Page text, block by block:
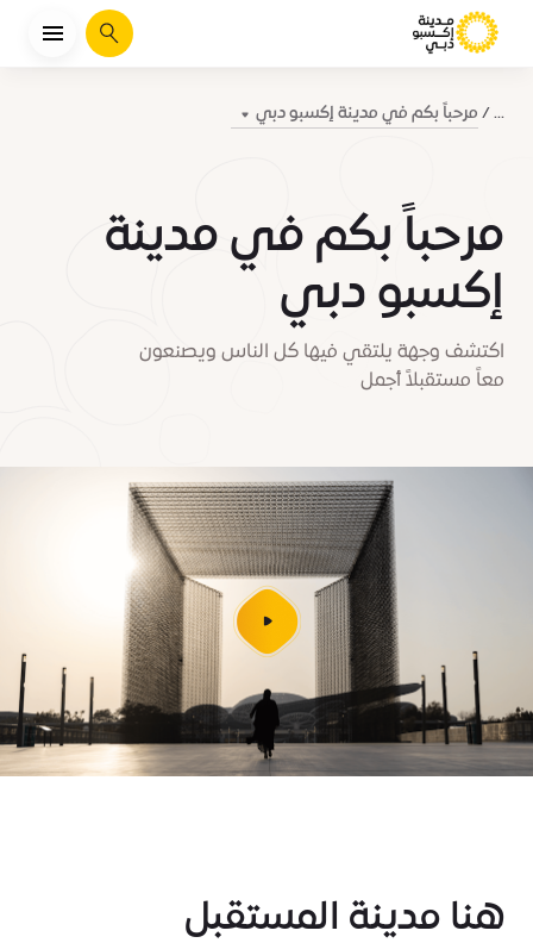
يبحث
... مرحباً بكم في مدينة إكسبو دبي
مرحباً بكم في مدينة
إكسبو دبي
اكتشف وجهة يلتقي فيها كل الناس ويصنعون
معاً مستقبلاً أجمل
شغل
الفيديو
هنا مدينة المستقبل